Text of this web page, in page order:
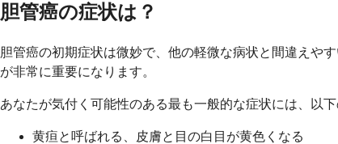
胆管癌の症状は？
胆管癌の初期症状は微妙で、他の軽微な病状と間違えや
が非常に重要になります。
あなたが気付く可能性のある最も一般的な症状には、以下
黄疸と呼ばれる、皮膚と目の白目が黄色くなる